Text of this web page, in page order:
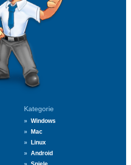
Kategorie
Windows
Mac
Linux
Android